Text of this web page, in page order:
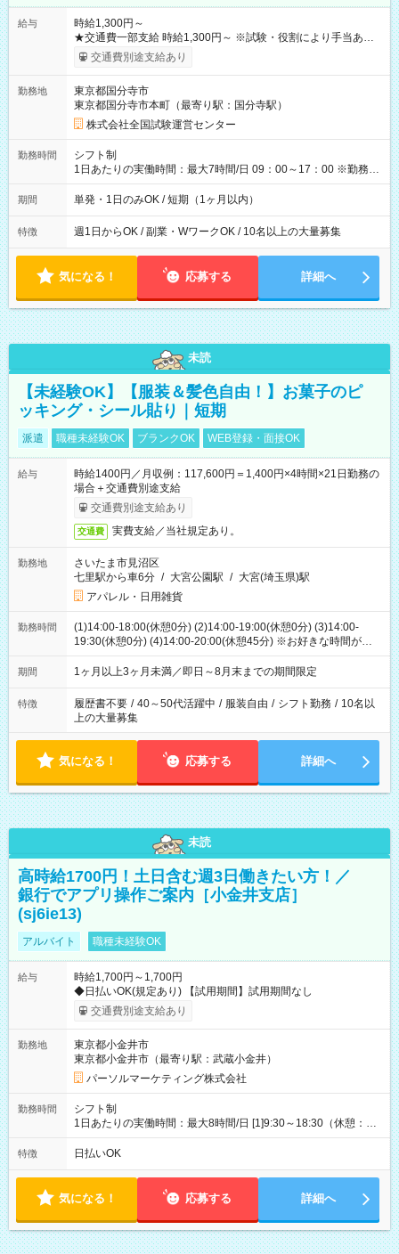
給与
時給1,300円～
★交通費一部支給 時給1,300円～ ※試験・役割により手当あり
※勤務回数により昇給あり 【即給（前払い）オプションあ
り！】 希望される場合、勤務から1週間ほどで給与の一部を受け
例】 ・河合塾模擬試験 8:30～17:30（休憩1時間） 時給1,300円
×8時間＝日収10,400円＋交通費 ※当日の役割により時給＋100
円の場合あり ・国家試験 7:00～13:30（休憩なし） 時給1,300
円（役割手当＋100円）×6時間＝日収8,400円＋交通費 【試用期
間】試用期間なし
交通費別途支給あり
勤務地
東京都国分寺市
東京都国分寺市本町（最寄り駅：国分寺駅）
株式会社全国試験運営センター
勤務時間
シフト制
1日あたりの実働時間：最大7時間/日 09：00～17：00 ※勤務時
間は 試験により異なります。
期間 単発・1日のみOK / 短期（1ヶ月以内）
特徴 週1日からOK / 副業・WワークOK / 10名以上の大量募集
気になる！ 応募する 詳細へ
未読
【未経験OK】【服装＆髪色自由！】お菓子のピ
ッキング・シール貼り｜短期
派遣 職種未経験OK ブランクOK WEB登録・面接OK
給与
時給1400円／月収例：117,600円＝1,400円×4時間×21日勤務の
場合＋交通費別途支給
交通費別途支給あり
交通費 実費支給／当社規定あり。
勤務地
さいたま市見沼区
七里駅から車6分 / 大宮公園駅 / 大宮(埼玉県)駅
アパレル・日用雑貨
勤務時間
(1)14:00-18:00(休憩0分) (2)14:00-19:00(休憩0分) (3)14:00-
19:30(休憩0分) (4)14:00-20:00(休憩45分) ※お好きな時間が選べ
ます
期間 1ヶ月以上3ヶ月未満／即日～8月末までの期間限定
特徴 履歴書不要 / 40～50代活躍中 / 服装自由 / シフト勤務 / 10名以
上の大量募集
気になる！ 応募する 詳細へ
未読
高時給1700円！土日含む週3日働きたい方！／
銀行でアプリ操作ご案内［小金井支店］
(sj6ie13)
アルバイト 職種未経験OK
給与
時給1,700円～1,700円
◆日払いOK(規定あり) 【試用期間】試用期間なし
交通費別途支給あり
勤務地
東京都小金井市
東京都小金井市（最寄り駅：武蔵小金井）
パーソルマーケティング株式会社
勤務時間
シフト制
1日あたりの実働時間：最大8時間/日 [1]9:30～18:30（休憩：1
時間） [2]15:30～19:30（休憩：なし） ・平日のみ週3日 【土日
祝】9:30～18:30(実働8時間)【平日】15:30～19:30(実働4時間)
特徴 日払いOK
気になる！ 応募する 詳細へ